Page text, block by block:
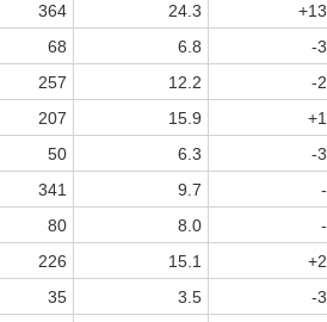
364 24.3
68 6.8 -
257 12.2 -
207 15.9
50 6.3 -
341 9.7
80 8.0
226 15.1
35 3.5 -